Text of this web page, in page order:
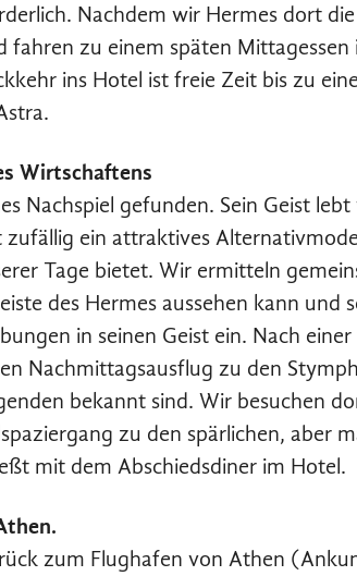
Nachdem wir Hermes dort die
zu einem späten Mittagessen
ins Hotel ist freie Zeit bis zu
Wirtschaftens
Nachspiel gefunden. Sein Geist
zufällig ein attraktives
Tage bietet. Wir ermitteln
des Hermes aussehen kann und
in seinen Geist ein. Nach
Nachmittagsausflug zu den
bekannt sind. Wir besuchen
zu den spärlichen, aber
mit dem Abschiedsdiner im Hotel.
zum Flughafen von Athen